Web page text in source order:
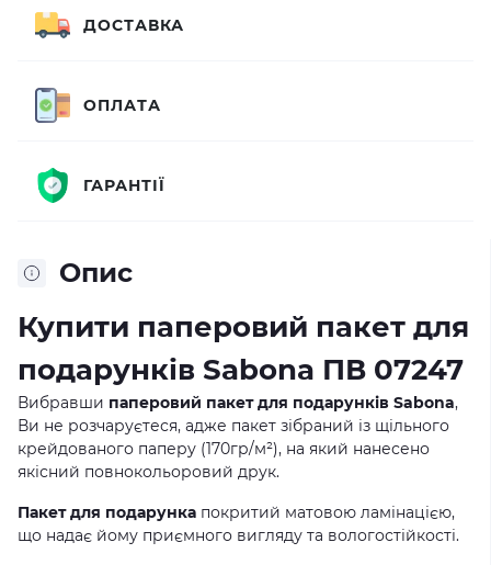
Опис
Купити паперовий пакет для
подарунків Sabona ПВ 07247
Вибравши паперовий пакет для подарунків Sabona,
Ви не розчаруєтеся, адже пакет зібраний із щільного
крейдованого паперу (170гр/м²), на який нанесено
якісний повнокольоровий друк.
Пакет для подарунка покритий матовою ламінацією,
що надає йому приємного вигляду та вологостійкості.
ДОСТАВКА
ОПЛАТА
ГАРАНТІЇ